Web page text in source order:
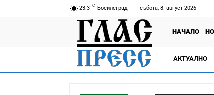
23.3 C Босилеград събота, 8. август 2026
НАЧАЛО
АКТУАЛНО